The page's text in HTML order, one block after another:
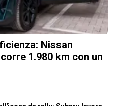
Nissan
1.980 km con un